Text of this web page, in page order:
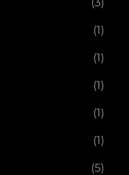
(1)
(1)
(1)
(1)
(1)
(5)